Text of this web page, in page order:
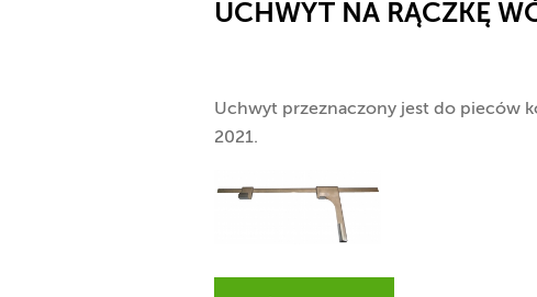
UCHWYT NA RĄCZKĘ
Uchwyt przeznaczony jest do pieców
2021.